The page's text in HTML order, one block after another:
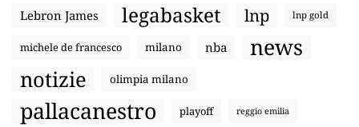
Lebron James legabasket lnp lnp gold
michele de francesco milano nba news
notizie olimpia milano
pallacanestro playoff reggio emilia